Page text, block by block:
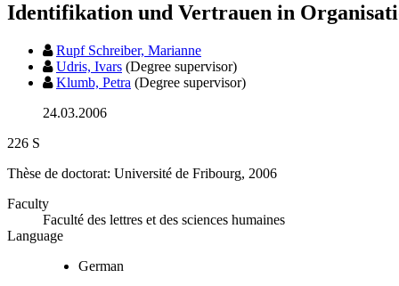
Identifikation und Vertrauen in
Rupf Schreiber, Marianne
Udris, Ivars (Degree supervisor)
Klumb, Petra (Degree supervisor)
24.03.2006
226 S
Thèse de doctorat: Université de Fribourg, 2006
Faculty
Faculté des lettres et des sciences humaines
Language
German